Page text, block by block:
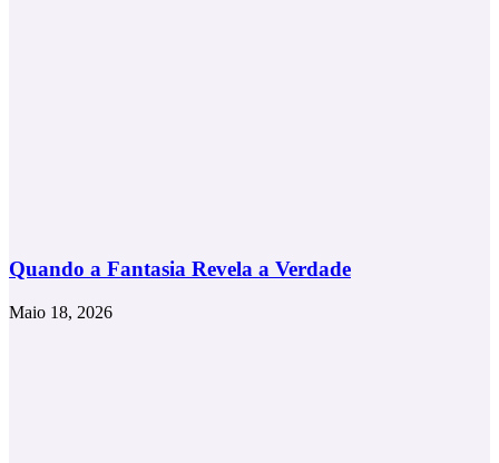
Quando a Fantasia Revela a Verdade
Maio 18, 2026